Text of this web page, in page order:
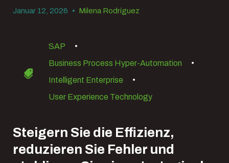
Januar 12, 2026 • Milena Rodríguez
SAP
•
Business Process Hyper-Automation
•
Intelligent Enterprise
•
User Experience Technology
Steigern Sie die Effizienz,
reduzieren Sie Fehler und